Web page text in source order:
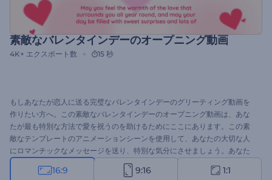
素敵なバレンタインデーのオープニング動画
4K+ エクスポート数 15 秒
もしあなたが恋人に送る完璧なバレンタインデーのグリーティング動画を
作りたい方へ。この素敵なバレンタインデーのオープニング動画は、あな
たが最も特別な方法で愛を祝うのを助けるためにここにあります。この素
敵なテンプレートのアニメーションシーンを使用して、あなたの大切な人
にロマンチックなメッセージを送り、特別な気分にさせましょう。あなた
の挨拶を入力し、必要であればロゴをアップロードするだけで、あっとい
う間にプロ仕様の挨拶動画が完成します。愛の告白、グリティング動画、
16:9 9:16 1:1